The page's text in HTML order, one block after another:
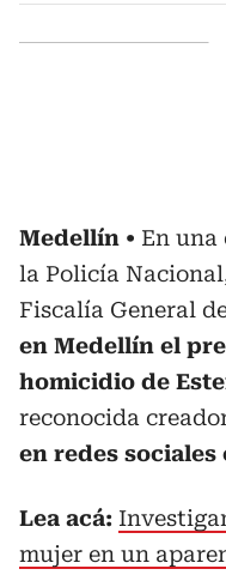
Medellín
En
la Policía
Fiscalía General
en Medellín el
homicidio de
reconocida
en redes sociales
Lea acá:
mujer en un